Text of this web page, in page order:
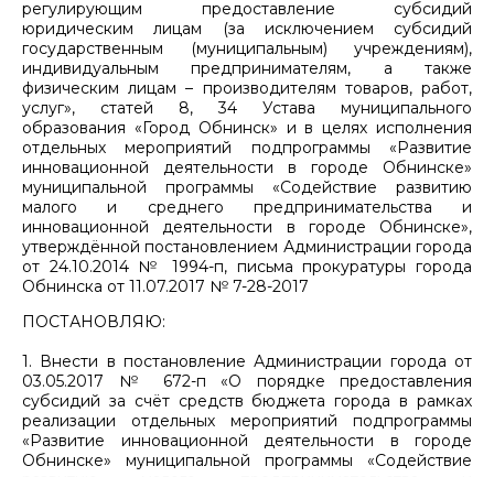
регулирующим предоставление субсидий
юридическим лицам (за исключением субсидий
государственным (муниципальным) учреждениям),
индивидуальным предпринимателям, а также
физическим лицам – производителям товаров, работ,
услуг», статей 8, 34 Устава муниципального
образования «Город Обнинск» и в целях исполнения
отдельных мероприятий подпрограммы «Развитие
инновационной деятельности в городе Обнинске»
муниципальной программы «Содействие развитию
малого и среднего предпринимательства и
инновационной деятельности в городе Обнинске»,
утверждённой постановлением Администрации города
от 24.10.2014 № 1994-п, письма прокуратуры города
Обнинска от 11.07.2017 № 7-28-2017
ПОСТАНОВЛЯЮ:
1. Внести в постановление Администрации города от
03.05.2017 № 672-п «О порядке предоставления
субсидий за счёт средств бюджета города в рамках
реализации отдельных мероприятий подпрограммы
«Развитие инновационной деятельности в городе
Обнинске» муниципальной программы «Содействие